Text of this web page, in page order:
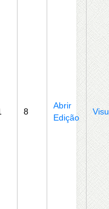
8
Abrir
Edição